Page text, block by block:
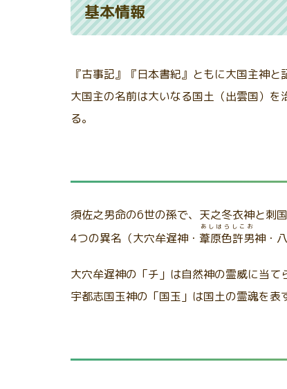
基本情報
『古事記』『日本書紀』ともに大国主神と
大国主の名前は大いなる国土（出雲国）
る。
須佐之男命の6世の孫で、天之冬衣神と刺
4つの異名（大穴牟遅神・ 葦原色許男
あしはらしこお
神・
大穴牟遅神の「チ」は自然神の霊威に当て
宇都志国玉神の「国玉」は国土の霊魂を表